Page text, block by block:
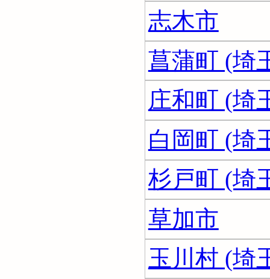
志木市
菖蒲町 (埼
庄和町 (埼
白岡町 (埼
杉戸町 (埼
草加市
玉川村 (埼